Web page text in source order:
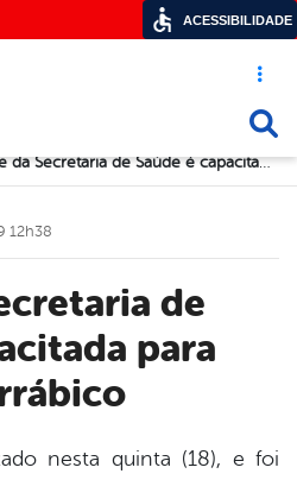
Acesso
Equipe da Secretaria de Saúde é capacitada para manejo antirrábico
para
12h38
nesta quinta (18), e foi
ACESSIBILIDADE